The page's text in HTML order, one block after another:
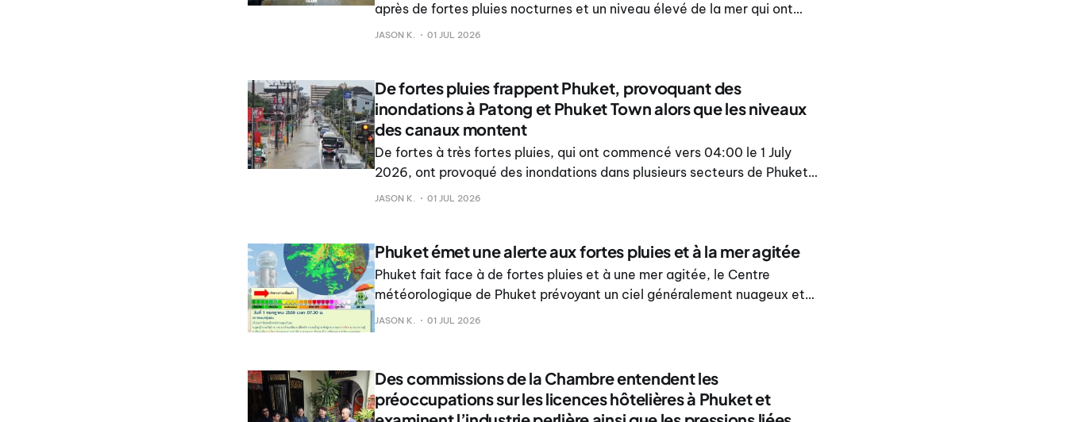
après de fortes pluies nocturnes et un niveau élevé de la mer qui ont
ralenti l’évacuation des eaux, le gouverneur de la province indiquant que
JASON K. 01 JUL 2026
De fortes pluies frappent Phuket, provoquant des
inondations à Patong et Phuket Town alors que les niveaux
des canaux montent
De fortes à très fortes pluies, qui ont commencé vers 04:00 le 1 July
2026, ont provoqué des inondations dans plusieurs secteurs de Phuket,
notamment à Patong dans le district de Kathu et en plusieurs endroits
JASON K. 01 JUL 2026
Phuket émet une alerte aux fortes pluies et à la mer agitée
Phuket fait face à de fortes pluies et à une mer agitée, le Centre
météorologique de Phuket prévoyant un ciel généralement nuageux et
des orages généralisés sur l’ensemble de l’île. Les températures
JASON K. 01 JUL 2026
Des commissions de la Chambre entendent les
préoccupations sur les licences hôtelières à Phuket et